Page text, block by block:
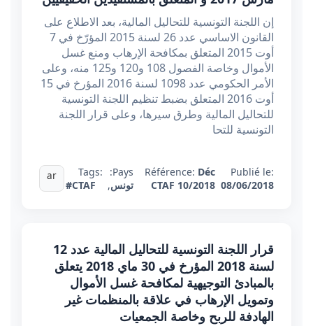
إن اللجنة التونسية للتحاليل المالية، بعد الاطلاع على
القانون الاساسي عدد 26 لسنة 2015 المؤرّخ في 7
أوت 2015 المتعلق بمكافحة الإرهاب ومنع غسل
الأموال وخاصة الفصول 108 و120 و125 منه، وعلى
الأمر الحكومي عدد 1098 لسنة 2016 المؤرخ في 15
أوت 2016 المتعلق بضبط تنظيم اللجنة التونسية
للتحاليل المالية وطرق سيرها، وعلى قرار اللجنة
التونسية للتحا
Publié le:
08/06/2018
Référence: Déc
CTAF 10/2018
Pays:
تونس,
Tags:
#CTAF
ar
قرار اللجنة التونسية للتحاليل المالية عدد 12
لسنة 2018 المؤرخ في 30 ماي 2018 يتعلق
بالمبادئ التوجيهية لمكافحة غسل الأموال
وتمويل الإرهاب في علاقة بالمنظمات غير
الهادفة للربح وخاصة الجمعيات